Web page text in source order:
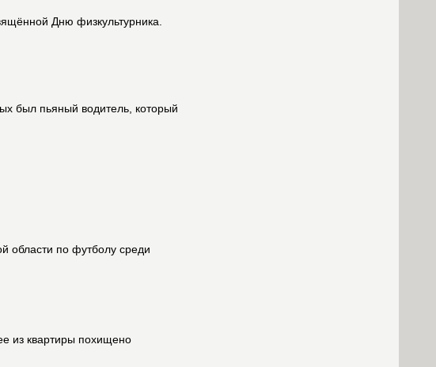
Дню физкультурника.
был пьяный водитель, который
области по футболу среди
из квартиры похищено